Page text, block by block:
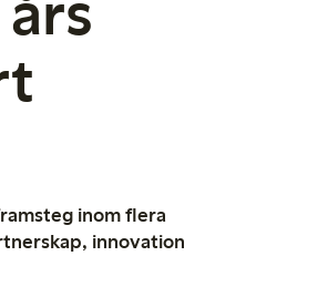
inom flera
innovation